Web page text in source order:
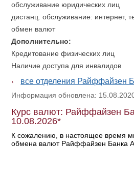
обслуживание юридических лиц
дистанц. обслуживание: интернет,
обмен валют
Дополнительно:
Кредитование физических лиц
Наличие доступа для инвалидов
все отделения Райффайзен
Информация обновлена:
Курс валют: Райффайзен
10.08.2026*
К сожалению, в настоящее время
обмена валют Райффайзен Банка